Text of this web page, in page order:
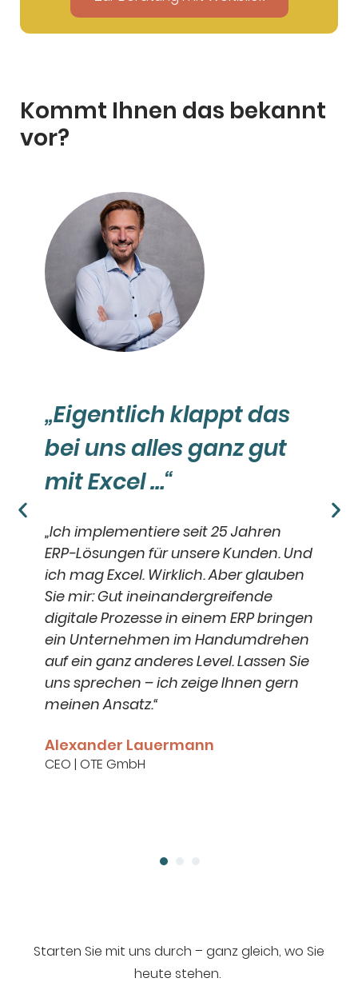
Kommt Ihnen das bekannt
vor?
„Laut Shop müsste der
Artikel doch noch auf
Bestand sein?!“
„Je mehr Verkaufsstellen Sie haben,
desto wichtiger ist eine zu 100 Prozent
verlässliche Bestandsführung. Ich
habe für zahlreiche Kunden genau
dafür passgenaue Lösungen
erarbeitet. Ob externer
Lagerdienstleister, verschiedene
Webshops, dezentrale
Verkaufsstellen: Ich bringe Ihre
einer Demo?“
Starten Sie mit uns durch – ganz gleich, wo Sie
heute stehen.